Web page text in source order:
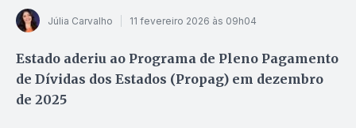
Júlia Carvalho 11 fevereiro 2026 às 09h04
Estado aderiu ao Programa de Pleno Pagamento
de Dívidas dos Estados (Propag) em dezembro
de 2025